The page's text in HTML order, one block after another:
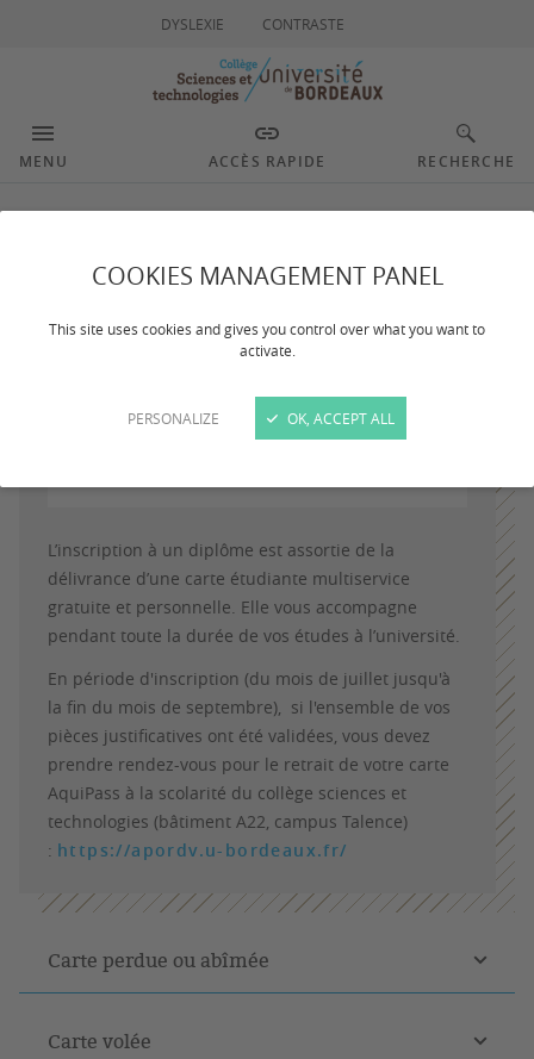
COOKIES MANAGEMENT PANEL
This site uses cookies and gives you control over what you want to
activate.
PERSONALIZE OK, ACCEPT ALL
DYSLEXIE CONTRASTE
MENU ACCÈS RAPIDE RECHERCHE
Cartes étudiantes
Dernière mise à jour :le 30/11/2023
L’inscription à un diplôme est assortie de la
délivrance d’une carte étudiante multiservice
gratuite et personnelle. Elle vous accompagne
pendant toute la durée de vos études à l’université.
En période d'inscription (du mois de juillet jusqu'à
la fin du mois de septembre), si l'ensemble de vos
pièces justificatives ont été validées, vous devez
prendre rendez-vous pour le retrait de votre carte
AquiPass à la scolarité du collège sciences et
technologies (bâtiment A22, campus Talence)
: https://apordv.u-bordeaux.fr/
Carte perdue ou abîmée
Carte volée